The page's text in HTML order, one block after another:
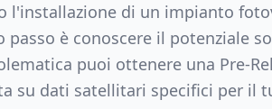
l'installazione di un impianto
passo è conoscere il potenziale
puoi ottenere una Pre-
su dati satellitari specifici per il